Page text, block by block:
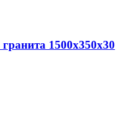
1500x350x30